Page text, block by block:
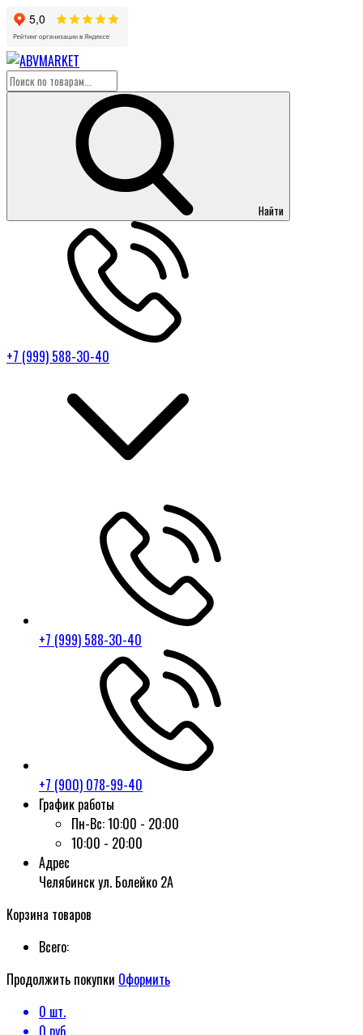
Найти
+7 (999) 588-30-40
+7 (999) 588-30-40
+7 (900) 078-99-40
График работы
Пн-Вс:10:00 - 20:00
10:00 - 20:00
Адрес
Челябинск ул. Болейко 2А
Корзина товаров
Всего:
Продолжить покупки Оформить
0 шт.
0 руб.